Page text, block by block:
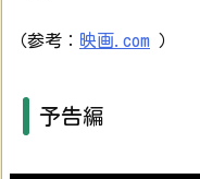
（参考： 映画.com ）
予告編